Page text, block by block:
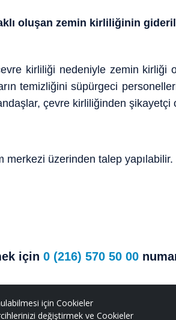
oluşan zemin kirliliğinin
kirliliği nedeniyle zemin kirliği
temizliğini süpürgeci
çevre kirliliğinden
üzerinden talep yapılabilir.
için 0 (216) 570 50 00
için Cookieler
değiştirmek ve Cookieler